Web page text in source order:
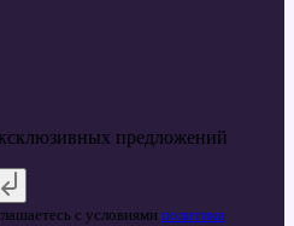
предложений
с условиями политики